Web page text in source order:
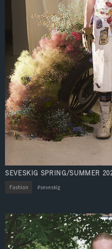
SEVESKIG SPRING/SUMMER
Fashion seveskig